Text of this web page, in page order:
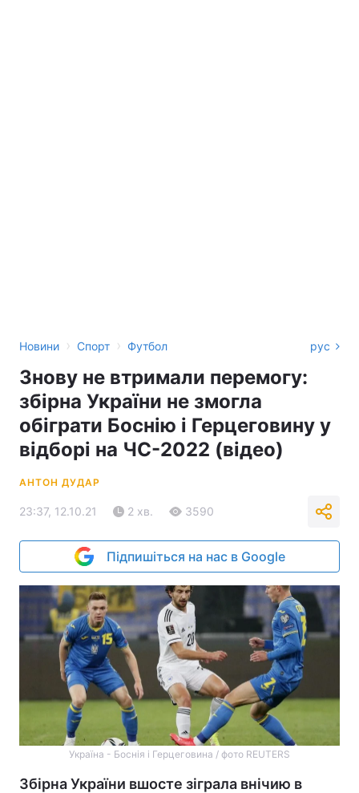
Новини › Спорт › Футбол рус
Знову не втримали перемогу:
збірна України не змогла
обіграти Боснію і Герцеговину у
відборі на ЧС-2022 (відео)
АНТОН ДУДАР
23:37, 12.10.21 2 хв. 3590
Підпишіться на нас в Google
Україна - Боснія і Герцеговина / фото REUTERS
Збірна України вшосте зіграла внічию в